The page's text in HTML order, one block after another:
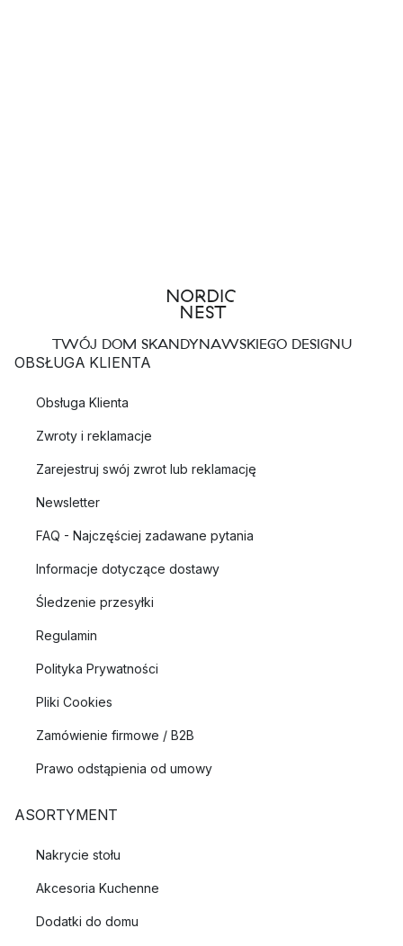
TWÓJ DOM SKANDYNAWSKIEGO DESIGNU
OBSŁUGA KLIENTA
Obsługa Klienta
Zwroty i reklamacje
Zarejestruj swój zwrot lub reklamację
Newsletter
FAQ - Najczęściej zadawane pytania
Informacje dotyczące dostawy
Śledzenie przesyłki
Regulamin
Polityka Prywatności
Pliki Cookies
Zamówienie firmowe / B2B
Prawo odstąpienia od umowy
ASORTYMENT
Nakrycie stołu
Akcesoria Kuchenne
Dodatki do domu